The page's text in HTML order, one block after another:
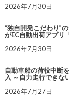
2026年7月30日
“独自開発こだわり”
がEC自動出荷アプリ
2026年7月30日
自動車船の荷役中断
入 ～自力走行できな
2026年7月27日